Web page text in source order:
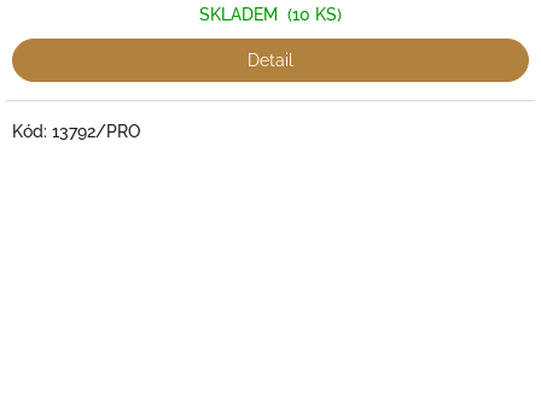
SKLADEM (10 KS)
Detail
Kód: 13792/PRO